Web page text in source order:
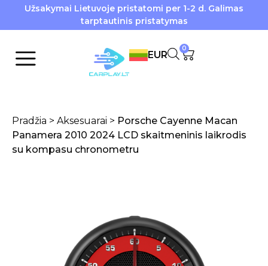
Užsakymai Lietuvoje pristatomi per 1-2 d. Galimas
tarptautinis pristatymas
EUR
0
Pradžia > Aksesuarai > Porsche Cayenne Macan
Panamera 2010 2024 LCD skaitmeninis laikrodis
su kompasu chronometru